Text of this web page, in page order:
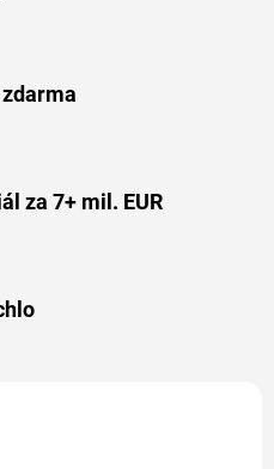
za 7+ mil. EUR